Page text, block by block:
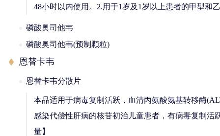
48小时以内使用。2.用于1岁及1岁以上患者的甲型和
磷酸奥司他韦
磷酸奥司他韦(预制颗粒)
恩替卡韦
恩替卡韦分散片
本品适用于病毒复制活跃，血清丙氨酸氨基转移酶
感染代偿性肝病的核苷初治儿童患者，有病毒复制
量】